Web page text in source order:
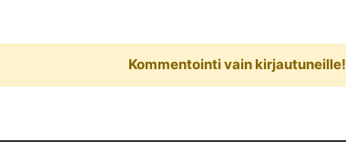
Kommentointi vain kirjautuneille!